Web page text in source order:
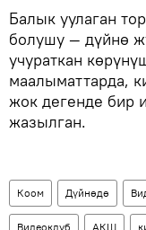
Балык уулаган
болушу — дүйнө
учураткан
маалыматтарда,
жок дегенде бир
жазылган.
Коом Дүйнөдө
Видеоклуб АКШ